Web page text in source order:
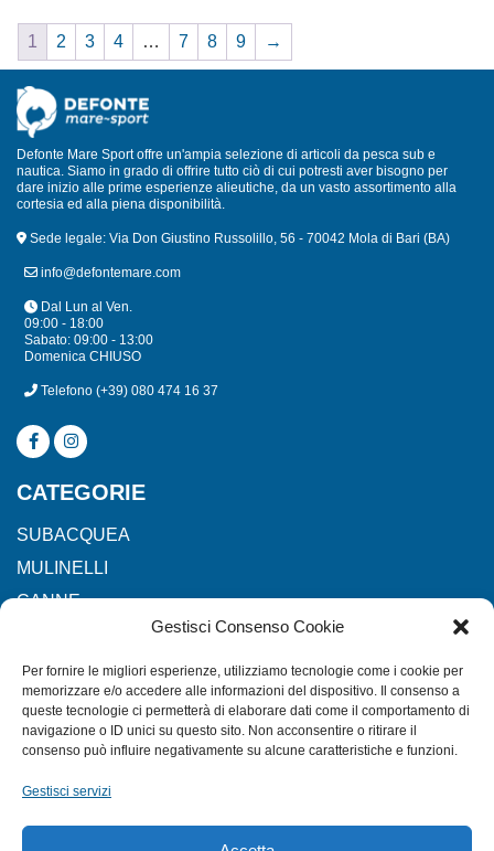
Gestisci Consenso Cookie
Per fornire le migliori esperienze, utilizziamo tecnologie come i cookie per
memorizzare e/o accedere alle informazioni del dispositivo. Il consenso a
queste tecnologie ci permetterà di elaborare dati come il comportamento di
navigazione o ID unici su questo sito. Non acconsentire o ritirare il
consenso può influire negativamente su alcune caratteristiche e funzioni.
Gestisci servizi
1 2 3 4 … 7 8 9 →
Defonte Mare Sport offre un'ampia selezione di articoli da pesca sub e
nautica. Siamo in grado di offrire tutto ciò di cui potresti aver bisogno per
dare inizio alle prime esperienze alieutiche, da un vasto assortimento alla
cortesia ed alla piena disponibilità.
Sede legale: Via Don Giustino Russolillo, 56 - 70042 Mola di Bari (BA)
info@defontemare.com
Dal Lun al Ven.
09:00 - 18:00
Sabato: 09:00 - 13:00
Domenica CHIUSO
Telefono (+39) 080 474 16 37
CATEGORIE
SUBACQUEA
MULINELLI
CANNE
ACCESSORI NAUTICI
ACCESSORI PESCA
EXTRA